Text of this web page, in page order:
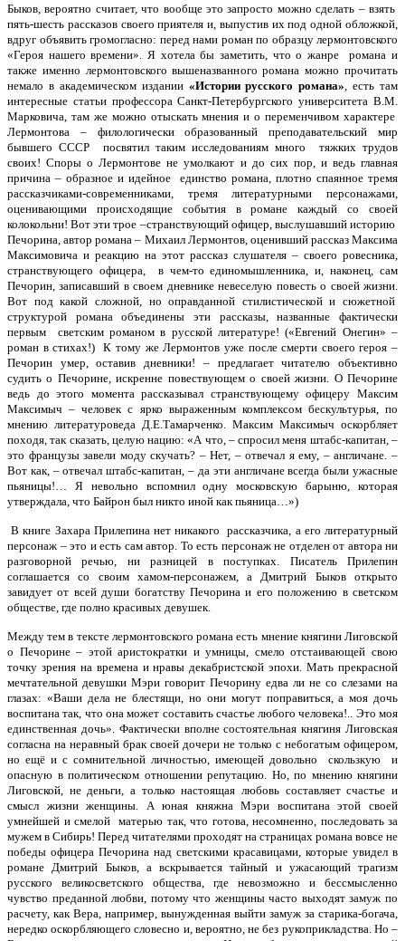
Быков, вероятно считает, что вообще это запросто можно сделать – взять
пять-шесть рассказов своего приятеля и, выпустив их под одной обложкой,
вдруг объявить громогласно: перед нами роман по образцу лермонтовского
«Героя нашего времени». Я хотела бы заметить, что о жанре романа и
также именно лермонтовского вышеназванного романа можно прочитать
немало в академическом издании «Истории русского романа» , есть там
интересные статьи профессора Санкт-Петербургского университета В.М.
Марковича, там же можно отыскать мнения и о переменчивом характере
Лермонтова – филологически образованный преподавательский мир
бывшего СССР посвятил таким исследованиям много тяжких трудов
своих! Споры о Лермонтове не умолкают и до сих пор, и ведь главная
причина – образное и идейное единство романа, плотно спаянное тремя
рассказчиками-современниками, тремя литературными персонажами,
оценивающими происходящие события в романе каждый со своей
колокольни! Вот эти трое –странствующий офицер, выслушавший историю
Печорина, автор романа– Михаил Лермонтов, оценивший рассказ Максима
Максимовича и реакцию на этот рассказ слушателя – своего ровесника,
странствующего офицера, в чем-то единомышленника, и, наконец, сам
Печорин, записавший в своем дневнике невеселую повесть о своей жизни.
Вот под какой сложной, но оправданной стилистической и сюжетной
структурой романа объединены эти рассказы, названные фактически
первым светским романом в русской литературе! («Евгений Онегин» –
роман в стихах!) К тому же Лермонтов уже после смерти своего героя –
Печорин умер, оставив дневники! – предлагает читателю объективно
судить о Печорине, искренне повествующем о своей жизни. О Печорине
ведь до этого момента рассказывал странствующему офицеру Максим
Максимыч – человек с ярко выраженным комплексом бескультурья, по
мнению литературоведа Д.Е.Тамарченко. Максим Максимыч оскорбляет
походя, так сказать, целую нацию: «А что, – спросил меня штабс-капитан, –
это французы завели моду скучать? – Нет, – отвечал я ему, – англичане. –
Вот как, – отвечал штабс-капитан, – да эти англичане всегда были ужасные
пьяницы!… Я невольно вспомнил одну московскую барыню, которая
утверждала, что Байрон был никто иной как пьяница…»)
В книге Захара Прилепина нет никакого рассказчика, а его литературный
персонаж – это и есть сам автор. То есть персонаж не отделен от автора ни
разговорной речью, ни разницей в поступках. Писатель Прилепин
соглашается со своим хамом-персонажем, а Дмитрий Быков открыто
завидует от всей души богатству Печорина и его положению в светском
обществе, где полно красивых девушек.
Между тем в тексте лермонтовского романа есть мнение княгини Лиговской
о Печорине – этой аристократки и умницы, смело отстаивающей свою
точку зрения на времена и нравы декабристской эпохи. Мать прекрасной
мечтательной девушки Мэри говорит Печорину едва ли не со слезами на
глазах: «Ваши дела не блестящи, но они могут поправиться, а моя дочь
воспитана так, что она может составить счастье любого человека!.. Это моя
единственная дочь». Фактически вполне состоятельная княгиня Лиговская
согласна на неравный брак своей дочери не только с небогатым офицером,
но ещё и с сомнительной личностью, имеющей довольно скользкую и
опасную в политическом отношении репутацию. Но, по мнению княгини
Лиговской, не деньги, а только настоящая любовь составляет счастье и
смысл жизни женщины. А юная княжна Мэри воспитана этой своей
умнейшей и смелой матерью так, что готова, несомненно, последовать за
мужем в Сибирь! Перед читателями проходят на страницах романа вовсе не
победы офицера Печорина над светскими красавицами, которые увидел в
романе Дмитрий Быков, а вскрывается тайный и ужасающий трагизм
русского великосветского общества, где невозможно и бессмысленно
чувство преданной любви, потому что женщины часто выходят замуж по
расчету, как Вера, например, вынужденная выйти замуж за старика-богача,
нередко оскорбляющего словесно и, вероятно, не без рукоприкладства. Но –